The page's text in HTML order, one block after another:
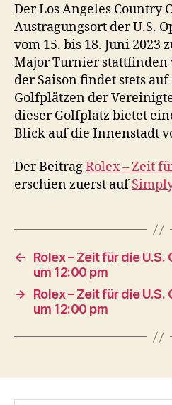
Der Los Angeles Country
Austragungsort der U.S.
vom 15. bis 18. Juni 2023
Major Turnier stattfinden
der Saison findet stets
Golfplätzen der
dieser Golfplatz bietet
Blick auf die Innenstadt
Der BeitragRolex – Zeit
erschien zuerst auf
←
Rolex – Zeit für die
um 12:00 pm
→
Rolex – Zeit für die
um 12:00 pm